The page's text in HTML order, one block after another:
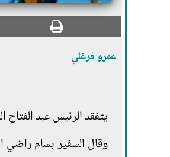
عمرو فرغلي
يتفقد الرئيس عبد
وقال السفير بسام